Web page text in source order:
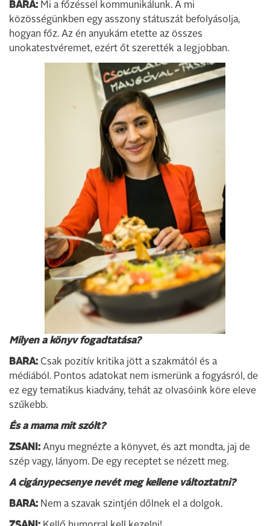
BARA: Mi a főzéssel kommunikálunk. A mi
közösségünkben egy asszony státuszát befolyásolja,
hogyan főz. Az én anyukám etette az összes
unokatestvéremet, ezért őt szerették a legjobban.
Milyen a könyv fogadtatása?
BARA: Csak pozitív kritika jött a szakmától és a
médiából. Pontos adatokat nem ismerünk a fogyásról, de
ez egy tematikus kiadvány, tehát az olvasóink köre eleve
szűkebb.
És a mama mit szólt?
ZSANI: Anyu megnézte a könyvet, és azt mondta, jaj de
szép vagy, lányom. De egy receptet se nézett meg.
A cigánypecsenye nevét meg kellene változtatni?
BARA: Nem a szavak szintjén dőlnek el a dolgok.